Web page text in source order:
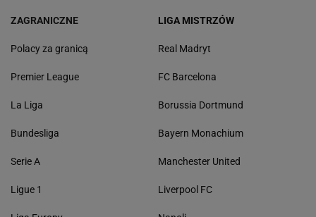
ZAGRANICZNE
Polacy za granicą
Premier League
La Liga
Bundesliga
Serie A
Ligue 1
LIGA MISTRZÓW
Real Madryt
FC Barcelona
Borussia Dortmund
Bayern Monachium
Manchester United
Liverpool FC